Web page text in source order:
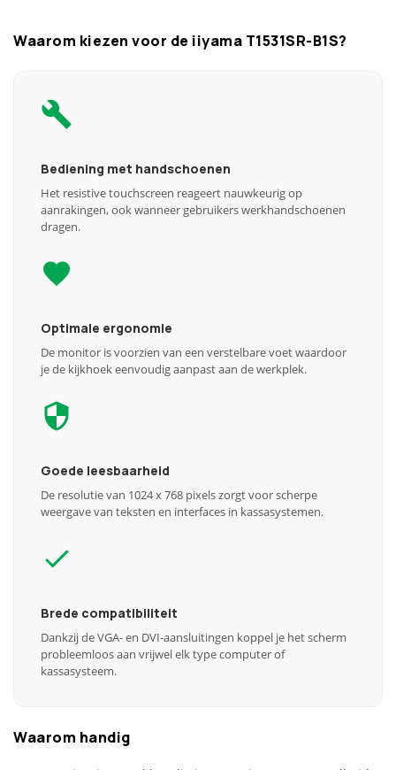
Waarom kiezen voor de iiyama T1531SR-B1S?
Bediening met handschoenen
Het resistive touchscreen reageert nauwkeurig op
aanrakingen, ook wanneer gebruikers werkhandschoenen
dragen.
Optimale ergonomie
De monitor is voorzien van een verstelbare voet waardoor
je de kijkhoek eenvoudig aanpast aan de werkplek.
Goede leesbaarheid
De resolutie van 1024 x 768 pixels zorgt voor scherpe
weergave van teksten en interfaces in kassasystemen.
Brede compatibiliteit
Dankzij de VGA- en DVI-aansluitingen koppel je het scherm
probleemloos aan vrijwel elk type computer of
kassasysteem.
Waarom handig